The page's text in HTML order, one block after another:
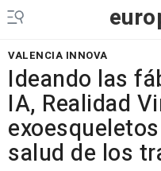
VALENCIA INNOVA
Ideando las
IA, Realidad
salud de los